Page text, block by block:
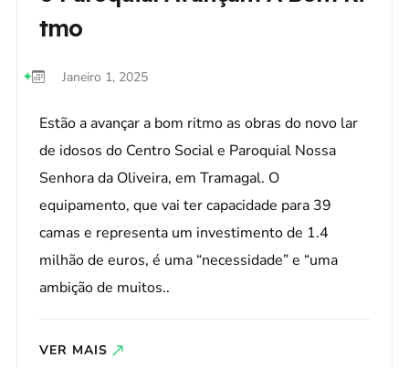
Tmo
Janeiro 1, 2025
Estão a avançar a bom ritmo as obras do novo lar
de idosos do Centro Social e Paroquial Nossa
Senhora da Oliveira, em Tramagal. O
equipamento, que vai ter capacidade para 39
camas e representa um investimento de 1.4
milhão de euros, é uma “necessidade” e “uma
ambição de muitos..
VER MAIS